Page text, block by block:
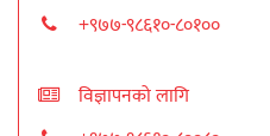
+९७७-९८६१०-८०१००
विज्ञापनको लागि